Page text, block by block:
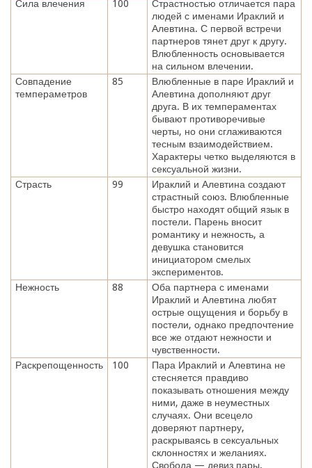
Сила влечения 100
Страстностью отличается пара
людей с именами Ираклий и
Алевтина. С первой встречи
партнеров тянет друг к другу.
Влюбленность основывается
на сильном влечении.
Совпадение
темпераметров
85
Влюбленные в паре Ираклий и
Алевтина дополняют друг
друга. В их темпераментах
бывают противоречивые
черты, но они сглаживаются
тесным взаимодействием.
Характеры четко выделяются в
сексуальной жизни.
Страсть
99
Ираклий и Алевтина создают
страстный союз. Влюбленные
быстро находят общий язык в
постели. Парень вносит
романтику и нежность, а
девушка становится
инициатором смелых
экспериментов.
Нежность
88
Оба партнера с именами
Ираклий и Алевтина любят
острые ощущения и борьбу в
постели, однако предпочтение
все же отдают нежности и
чувственности.
Раскрепощенность
100
Пара Ираклий и Алевтина не
стесняется правдиво
показывать отношения между
ними, даже в неуместных
случаях. Они всецело
доверяют партнеру,
раскрываясь в сексуальных
склонностях и желаниях.
Свобода — девиз пары.